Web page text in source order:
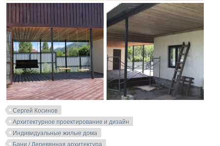
Сергей Косинов
Архитектурное проектирование и дизайн
Индивидуальные жилые дома
Бани / Деревянная архитектура